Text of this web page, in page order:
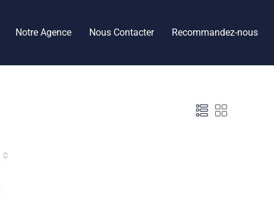
Notre Agence Nous Contacter Recommandez-nous